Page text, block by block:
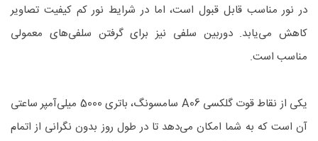
در نور مناسب قابل قبول است، اما در شرایط نور کم کیفیت تصاویر
کاهش می‌یابد. دوربین سلفی نیز برای گرفتن سلفی‌های معمولی
مناسب است.
یکی از نقاط قوت گلکسی A06 سامسونگ، باتری 5000 میلی‌آمپر ساعتی
آن است که به شما امکان می‌دهد تا در طول روز بدون نگرانی از اتمام